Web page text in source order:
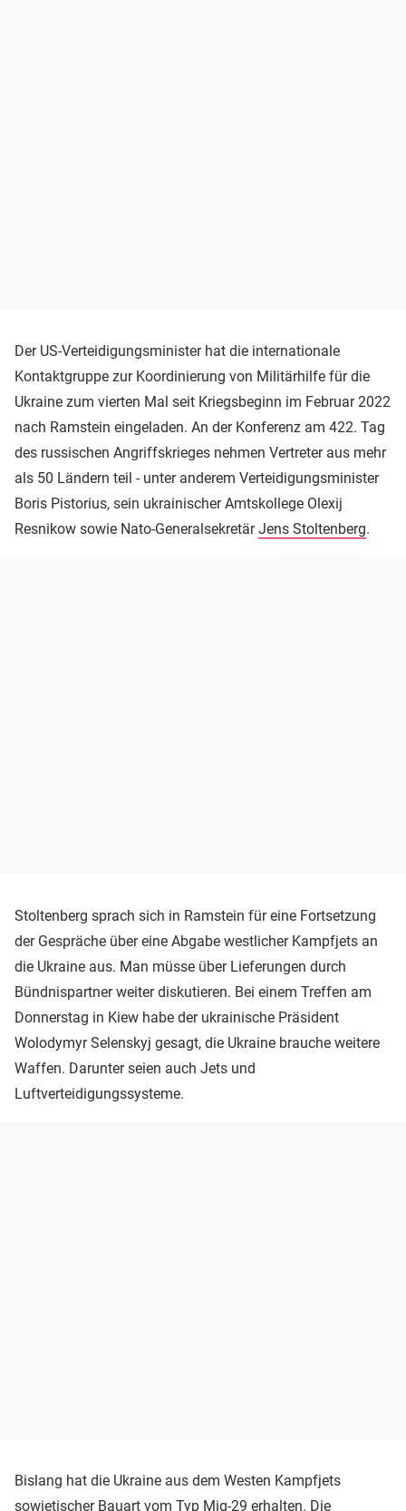
Der US-Verteidigungsminister hat die internationale
Kontaktgruppe zur Koordinierung von Militärhilfe für die
Ukraine zum vierten Mal seit Kriegsbeginn im Februar 2022
nach Ramstein eingeladen. An der Konferenz am 422. Tag
des russischen Angriffskrieges nehmen Vertreter aus mehr
als 50 Ländern teil - unter anderem Verteidigungsminister
Boris Pistorius, sein ukrainischer Amtskollege Olexij
Resnikow sowie Nato-GeneralsekretärJens Stoltenberg.
Stoltenberg sprach sich in Ramstein für eine Fortsetzung
der Gespräche über eine Abgabe westlicher Kampfjets an
die Ukraine aus. Man müsse über Lieferungen durch
Bündnispartner weiter diskutieren. Bei einem Treffen am
Donnerstag in Kiew habe der ukrainische Präsident
Wolodymyr Selenskyj gesagt, die Ukraine brauche weitere
Waffen. Darunter seien auch Jets und
Luftverteidigungssysteme.
Bislang hat die Ukraine aus dem Westen Kampfjets
sowjetischer Bauart vom Typ Mig-29 erhalten. Die